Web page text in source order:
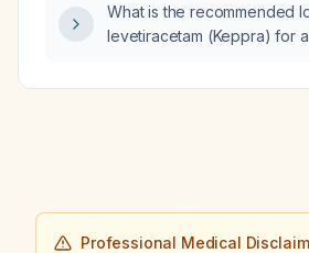
transformation?
What is the recommended
levetiracetam (Keppra) for
Professional Medical